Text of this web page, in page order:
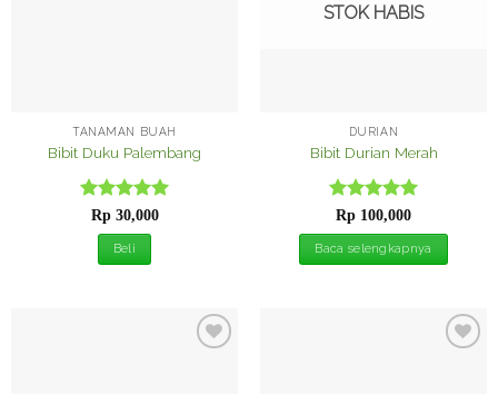
TANAMAN BUAH
Bibit Duku Palembang
Dinilai5
dari 5
Rp30,000
Beli
STOK HABIS
DURIAN
Bibit Durian Merah
Dinilai 5
dari 5
Rp 100,000
Baca selengkapnya